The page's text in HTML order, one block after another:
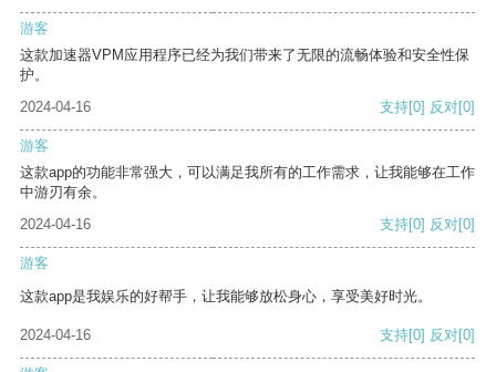
游客
这款加速器VPM应用程序已经为我们带来了无限的流畅体验和安全性保
护。
2024-04-16
支持[0] 反对[0]
游客
这款app的功能非常强大，可以满足我所有的工作需求，让我能够在工作
中游刃有余。
2024-04-16
支持[0] 反对[0]
游客
这款app是我娱乐的好帮手，让我能够放松身心，享受美好时光。
2024-04-16 支持[0] 反对[0]